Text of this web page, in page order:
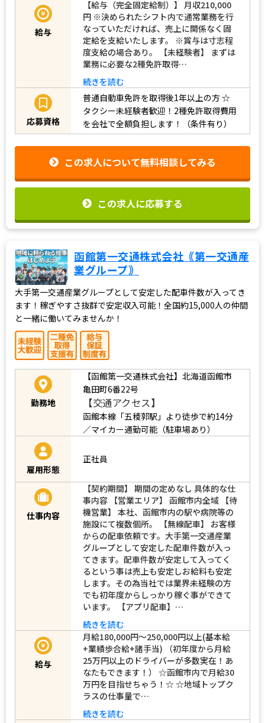
給与
【給与（完全固定給制）】 月収210,000
円 ※決められたシフト内で通常業務を行
なっていただければ、売上に関係なく固
定給を支給いたします。 ※賞与は寸志程
度支給の場合あり。 【未経験者】 まずは
業務に必要な2種免許取得…
続きを読む
応募資格
普通自動車免許を取得後1年以上の方☆
タクシー未経験者歓迎！2種免許取得費用
を会社で全額負担します！（条件有り）
この求人について無料相談してみる
この求人に応募する
函館第一交通株式会社｟第一交通産
業グループ｠
大手第一交通産業グループとして安定した配車件数が入ってき
ます！稼ぎやすさ抜群で安定収入可能！全国約15,000人の仲間
と一緒に働いてみませんか！
勤務地
【函館第一交通株式会社】北海道函館市
亀田町6番22号
【交通アクセス】
函館本線「五稜郭駅」より徒歩で約14分
／マイカー通勤可能（駐車場あり）
雇用形態
正社員
仕事内容
【契約期間】 期間の定めなし 具体的な仕
事内容 【営業エリア】 函館市内全域 【待
機営業】 本社、函館市内の駅や病院等の
施設にて複数個所。 【無線配車】 お客様
からの配車依頼です。大手第一交通産業
グループとして安定した配車件数が入っ
てきます。配車件数が安定して入ってく
るという事は売上も安定しお給料も安定
します。その為当社では業界未経験の方
でも初年度からしっかり稼ぐ事ができて
います。 【アプリ配車】…
続きを読む
給与
月給180,000円～250,000円以上(基本給
+業績歩合給+諸手当) （初年度から月給
25万円以上のドライバーが多数実在！あ
なたもできます！） ☆函館市内で月給30
万円を目指せちゃう！☆ ☆地域トップク
ラスの仕事量で…
続きを読む